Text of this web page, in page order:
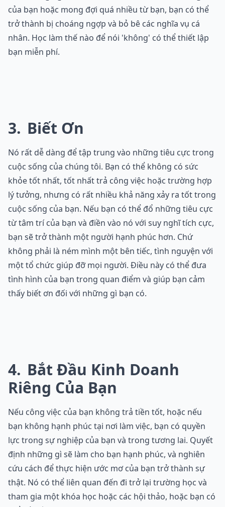
của bạn hoặc mong đợi quá nhiều từ bạn, bạn có thể
trở thành bị choáng ngợp và bỏ bê các nghĩa vụ cá
nhân. Học làm thế nào để nói 'không' có thể thiết lập
bạn miễn phí.
3 Biết Ơn
Nó rất dễ dàng để tập trung vào những tiêu cực trong
cuộc sống của chúng tôi. Bạn có thể không có sức
khỏe tốt nhất, tốt nhất trả công việc hoặc trường hợp
lý tưởng, nhưng có rất nhiều khả năng xảy ra tốt trong
cuộc sống của bạn. Nếu bạn có thể đổ những tiêu cực
từ tâm trí của bạn và điền vào nó với suy nghĩ tích cực,
bạn sẽ trở thành một người hạnh phúc hơn. Chứ
không phải là ném mình một bên tiếc, tình nguyện với
một tổ chức giúp đỡ mọi người. Điều này có thể đưa
tình hình của bạn trong quan điểm và giúp bạn cảm
thấy biết ơn đối với những gì bạn có.
4 Bắt Đầu Kinh Doanh
Riêng Của Bạn
Nếu công việc của bạn không trả tiền tốt, hoặc nếu
bạn không hạnh phúc tại nơi làm việc, bạn có quyền
lực trong sự nghiệp của bạn và trong tương lai. Quyết
định những gì sẽ làm cho bạn hạnh phúc, và nghiên
cứu cách để thực hiện ước mơ của bạn trở thành sự
thật. Nó có thể liên quan đến đi trở lại trường học và
tham gia một khóa học hoặc các hội thảo, hoặc bạn có